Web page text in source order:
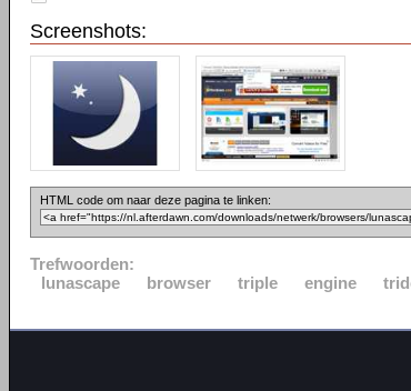
Screenshots:
HTML code om naar deze pagina te linken:
Trefwoorden:
lunascape
browser triple engine